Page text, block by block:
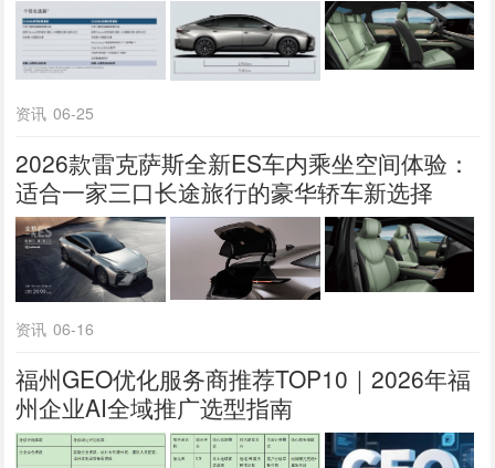
资讯 06-25
2026款雷克萨斯全新ES车内乘坐空间体验：
适合一家三口长途旅行的豪华轿车新选择
资讯 06-16
福州GEO优化服务商推荐TOP10｜2026年福
州企业AI全域推广选型指南